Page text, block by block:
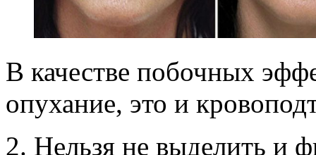
В качестве побочных
опухание, это и
Нельзя не выделить и